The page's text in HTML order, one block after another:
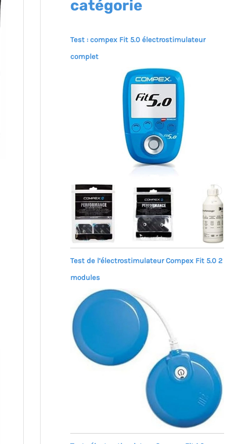
catégorie
Test : compex Fit 5.0 électrostimulateur
complet
Test de l’électrostimulateur Compex Fit 5.0 2
modules